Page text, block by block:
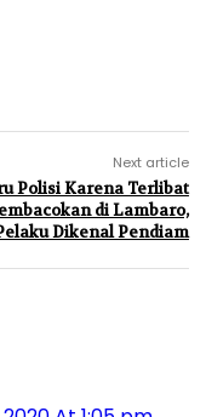
Next article
Polisi Karena Terlibat
di Lambaro,
Dikenal Pendiam